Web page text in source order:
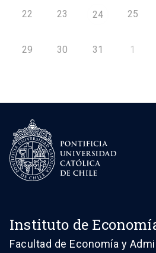
22 23 24 25
29 30 31 1
Instituto de
Facultad de Economía y